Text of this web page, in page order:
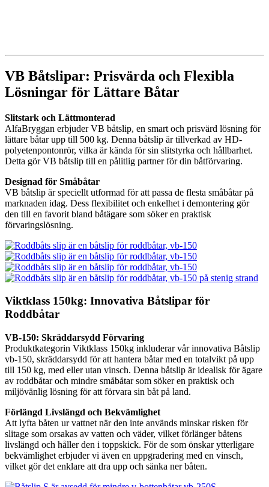
VB Båtslipar: Prisvärda och Flexibla
Lösningar för Lättare Båtar
Slitstark och Lättmonterad
AlfaBryggan erbjuder VB båtslip, en smart och prisvärd lösning för
lättare båtar upp till 500 kg. Denna båtslip är tillverkad av HD-
polyetenpontonrör, vilka är kända för sin slitstyrka och hållbarhet.
Detta gör VB båtslip till en pålitlig partner för din båtförvaring.
Designad för Småbåtar
VB båtslip är speciellt utformad för att passa de flesta småbåtar på
marknaden idag. Dess flexibilitet och enkelhet i demontering gör
den till en favorit bland båtägare som söker en praktisk
förvaringslösning.
Viktklass 150kg: Innovativa Båtslipar för
Roddbåtar
VB-150: Skräddarsydd Förvaring
Produktkategorin Viktklass 150kg inkluderar vår innovativa Båtslip
vb-150, skräddarsydd för att hantera båtar med en totalvikt på upp
till 150 kg, med eller utan vinsch. Denna båtslip är idealisk för ägare
av roddbåtar och mindre småbåtar som söker en praktisk och
miljövänlig lösning för att förvara sin båt på land.
Förlängd Livslängd och Bekvämlighet
Att lyfta båten ur vattnet när den inte används minskar risken för
slitage som orsakas av vatten och väder, vilket förlänger båtens
livslängd och håller den i toppskick. För de som önskar ytterligare
bekvämlighet erbjuder vi även en uppgradering med en vinsch,
vilket gör det enklare att dra upp och sänka ner båten.